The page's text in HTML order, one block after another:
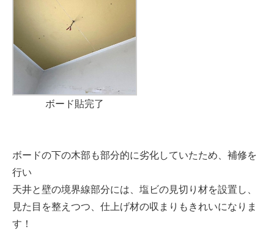
ボード貼完了
ボードの下の木部も部分的に劣化していたため、補修を
行い
天井と壁の境界線部分には、塩ビの見切り材を設置し、
見た目を整えつつ、仕上げ材の収まりもきれいになりま
す！